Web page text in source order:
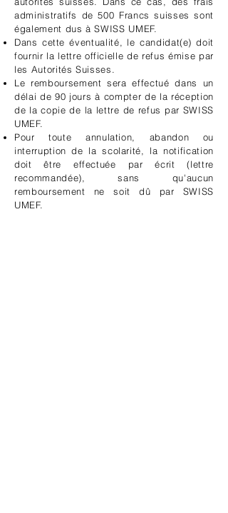
administratifs de 500 Francs suisses sont
également dus à SWISS UMEF.
Dans cette éventualité, le candidat(e) doit
fournir la lettre officielle de refus émise par
les Autorités Suisses.
Le remboursement sera effectué dans un
délai de 90 jours à compter de la réception
de la copie de la lettre de refus par SWISS
UMEF.
Pour toute annulation, abandon ou
interruption de la scolarité, la notification
doit être effectuée par écrit (lettre
recommandée), sans qu'aucun
remboursement ne soit dû par SWISS
UMEF.